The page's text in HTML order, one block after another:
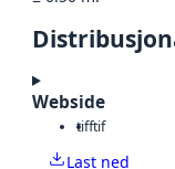
Webside
tifftif
Last ned